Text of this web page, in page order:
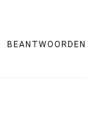
BEANTWOORDEN